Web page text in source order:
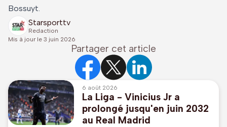
Bossuyt.
Starsporttv
Redaction
Mis à jour le 3 juin 2026
Partager cet article
6 août 2026
La Liga - Vinicius Jr a
prolongé jusqu'en juin 2032
au Real Madrid